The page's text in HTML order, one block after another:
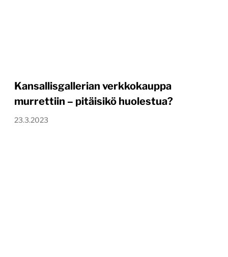
Kansallisgallerian verkkokauppa
murrettiin – pitäisikö huolestua?
23.3.2023